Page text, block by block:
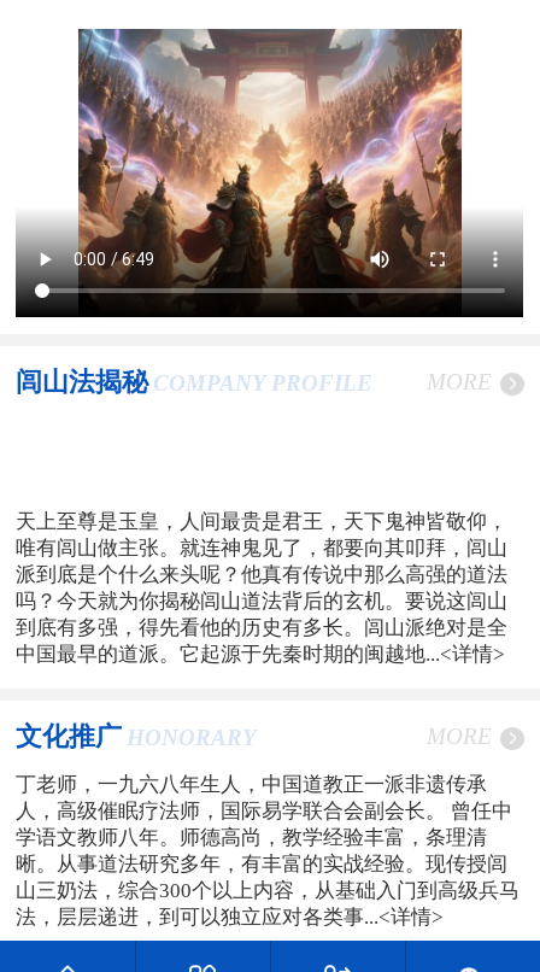
闾山法揭秘 COMPANY PROFILE MORE
天上至尊是玉皇，人间最贵是君王，天下鬼神皆敬仰，
唯有闾山做主张。就连神鬼见了，都要向其叩拜，闾山
派到底是个什么来头呢？他真有传说中那么高强的道法
吗？今天就为你揭秘闾山道法背后的玄机。要说这闾山
到底有多强，得先看他的历史有多长。闾山派绝对是全
中国最早的道派。它起源于先秦时期的闽越地...<详情>
文化推广 HONORARY MORE
丁老师，一九六八年生人，中国道教正一派非遗传承
人，高级催眠疗法师，国际易学联合会副会长。 曾任中
学语文教师八年。师德高尚，教学经验丰富，条理清
晰。从事道法研究多年，有丰富的实战经验。现传授闾
山三奶法，综合300个以上内容，从基础入门到高级兵马
法，层层递进，到可以独立应对各类事...<详情>